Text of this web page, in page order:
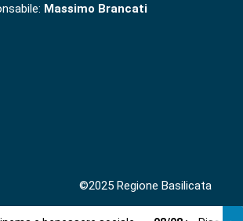
Massimo Brancati
©2025 Regione Basilicata